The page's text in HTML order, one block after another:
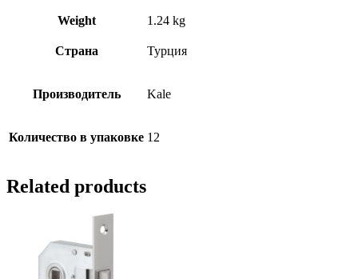
Weight 1.24 kg
Страна Турция
Производитель Kale
Количество в упаковке 12
Related products